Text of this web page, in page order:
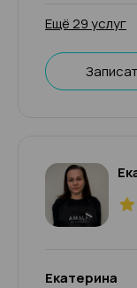
Ещё 29 услуг
Екатерина